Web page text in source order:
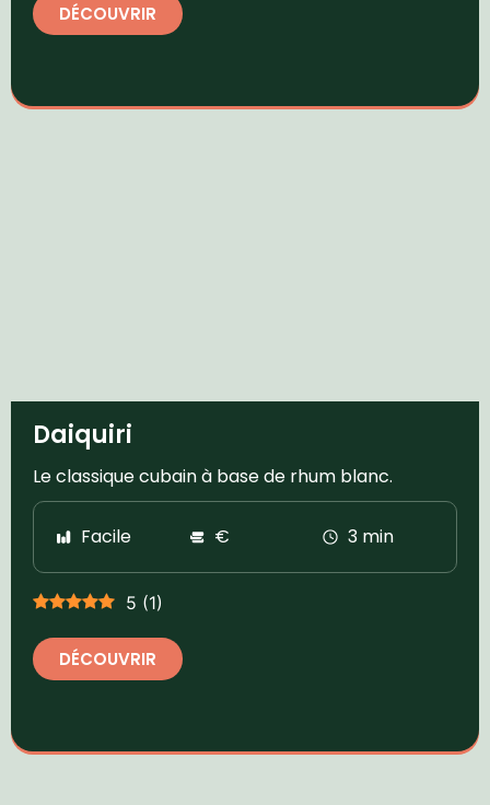
DÉCOUVRIR
Daiquiri
Le classique cubain à base de rhum blanc.
Facile € 3 min
5 (1)
DÉCOUVRIR